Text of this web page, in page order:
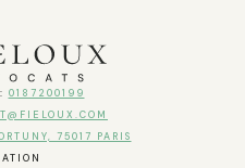
0187200199
75017 PARIS